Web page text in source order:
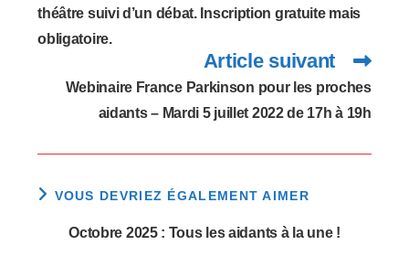
théâtre suivi d’un débat. Inscription gratuite mais
obligatoire.
Article suivant
Webinaire France Parkinson pour les proches
aidants – Mardi 5 juillet 2022 de 17h à 19h
VOUS DEVRIEZ ÉGALEMENT AIMER
Octobre 2025 : Tous les aidants à la une !